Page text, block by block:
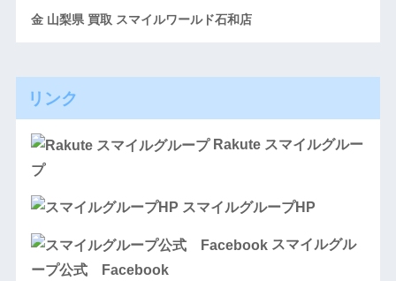
金 山梨県 買取 スマイルワールド石和店
リンク
Rakute スマイルグルー
プ
スマイルグループHP
スマイルグル
ープ公式 Facebook